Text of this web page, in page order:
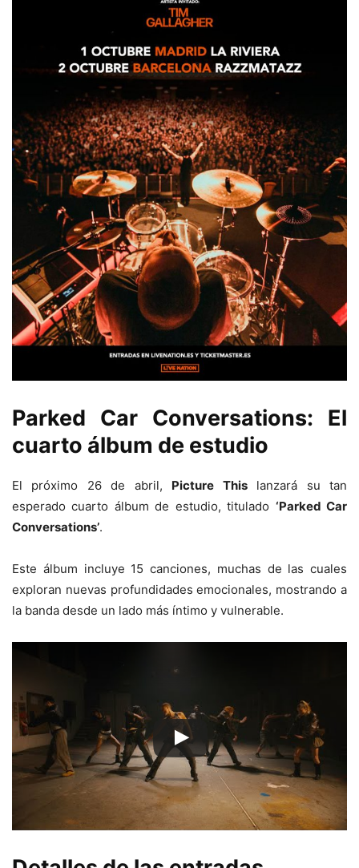
Parked Car Conversations: El
cuarto álbum de estudio
El próximo 26 de abril, Picture Thislanzará su tan
esperado cuarto álbum de estudio, titulado ‘Parked Car
Conversations’.
Este álbum incluye 15 canciones, muchas de las cuales
exploran nuevas profundidades emocionales, mostrando a
la banda desde un lado más íntimo y vulnerable.